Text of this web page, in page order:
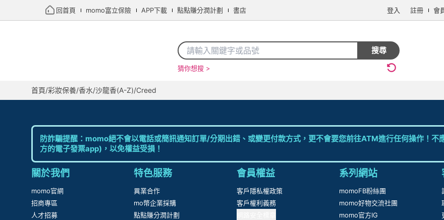
回首頁 momo富立保險 APP下載 點點賺分潤計劃 書店 登入 註冊 會
搜尋
猜你想搜 >
首頁/彩妝保養/香水/沙龍香(A-Z)/Creed
防詐騙提醒：momo絕不會以電話或簡訊通知訂單/分期出錯、或變更付款方式，更不會要您前往ATM進行任何操作！
方的電子發票app)，以免權益受損！
關於我們
momo官網
招商專區
人才招募
特色服務
異業合作
mo幣企業採購
點點賺分潤計劃
會員權益
客戶隱私權政策
客戶權利義務
系列網站
momoFB粉絲團
momo好物交流社團
momo官方IG